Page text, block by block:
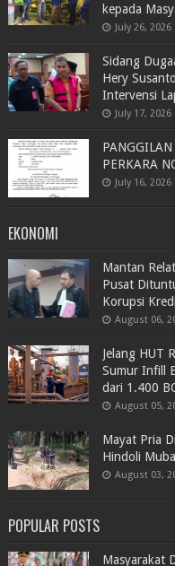
kepada
July 26, 2026
Sidang
Hery
Intervensi
July 17, 2026
PERKARA
July 16, 2026
EKONOMI
Mantan
Pusat
Korupsi
August 06,
Jelang HUT
Sumur Infill
dari 1.400
August 05,
Mayat Pria
Hindoli
August 03,
POPULAR POSTS
Masyarakat